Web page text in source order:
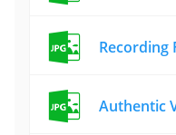
Recording
Authentic